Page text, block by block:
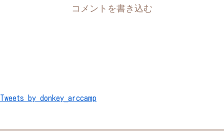
コメントを書き込む
Tweets by donkey_arccamp